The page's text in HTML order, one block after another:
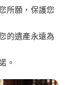
所願，保護您
的遺產永遠為
。